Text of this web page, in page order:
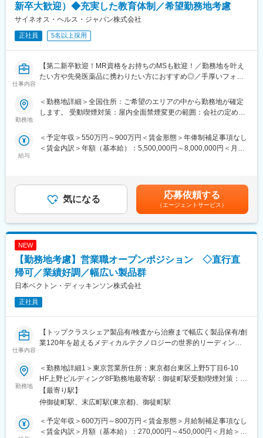
新卒大歓迎）◆充実した教育体制／希望勤務地考慮
サイネオス・ヘルス・ジャパン株式会社
正社員 5名以上採用
仕事内容
【第二新卒歓迎！MR資格をお持ちのMSも歓迎！／勤務地を叶え
たい方や先発医薬品に携わりたい方におすすめ◎／手厚いフォロ
【はじめに】
MR資格をお持ちの方（MRの実務未経験OK）をお待ちしておりま
浅い方もMRとしてスキルが身に着く環境です。外資製薬メーカー
やバイオベンチャーとの繋がりが強く最先端の医薬品に携われる
■充実したサポート体制：
配属後は担当マネージャーが丁寧に支援します。日々の仕事の悩
みや、キャリア形成の相談等、伴走者として活躍をサポートしま
す。また知識・スキルレベルを上げるために様々な研修をご用意
しています。
■エリアを跨ぐ転勤なし：
初任地希望だけでなく、エリアを跨いでの転勤はございません。
2ndプロジェクト以降も希望や適性に応じて、アサインを検討い
たします。
■明確な評価制度：
自身の成果や頑張りが客観的に評価され、年収に反映されます。
また、在籍年数が増えると永年勤続報奨金や四半期一時金などの
手当もアップします。つまり、やりがいや努力がきちんと報われ
【キャリアパス】
入社後は希望や経験に応じたプロジェクトに配属します。メーカ
ーからオファーを受けた場合、メーカーに転籍することも可能で
す。オファーや延長依頼があったとしても、別のプロジェクトに
談を通じて、その時々に応じたプロジェクトを提示するなどフレ
キシブルにキャリアが形成できます。その他、本社部門（マネー
勤務地
＜勤務地詳細＞全国住所：ご希望のエリアの中から勤務地が確定
します。 受動喫煙対策：屋内全面禁煙変更の範囲：会社の定める
給与
＜予定年収＞550万円～900万円＜賃金形態＞年俸制補足事項なし
＜賃金内訳＞年額（基本給）：5,500,000円～8,000,000円＜月額
支給）※ただし支給条件があります賃金はあくまでも目安の金額で
あり、選考を通じて上下する可能性があります。月給(月額)は固定
気になる 応募依頼する
（エージェントサービス）
NEW
【勤務地考慮】営業職オープンポジション ◇直行直
帰可／業績好調／幅広い製品群
日本ベクトン・ディッキンソン株式会社
正社員
仕事内容
【トップクラスシェア製品有/検査から治療まで幅広く製品保有/創
業120年を超えるメディカルテクノロジーの世界的リーディング
当社はライフサイエンス分野における検査機器製品、医療機器等
を展開しているグローバル企業です。今回は当社製品のセールス
を担当いただける方を募集しています。
※ご経験、希望に応じて選考部署・エリアをご提案させていただき
ます。
勤務地
＜勤務地詳細1＞東京営業所住所：東京都台東区上野5丁目6-10
HF上野ビルディング8F勤務地最寄駅：御徒町駅受動喫煙対策：屋
内全面禁煙＜勤務地詳細2＞全国各地住所：全国 ※ご希望の勤務地
で応相談（出張ベースでの勤務）受動喫煙対策：屋内全面禁煙変
【最寄り駅】
仲御徒町駅、末広町駅(東京都)、御徒町駅
＜予定年収＞600万円～800万円＜賃金形態＞月給制補足事項なし
＜賃金内訳＞月額（基本給）：270,000円～450,000円＜月給＞